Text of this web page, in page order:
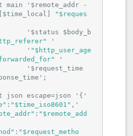
[$time_local]
"$reques
'
                    '
"$http_user_age
'
: "$time_iso8601" ,'
: "$remote_add
: "$request_metho